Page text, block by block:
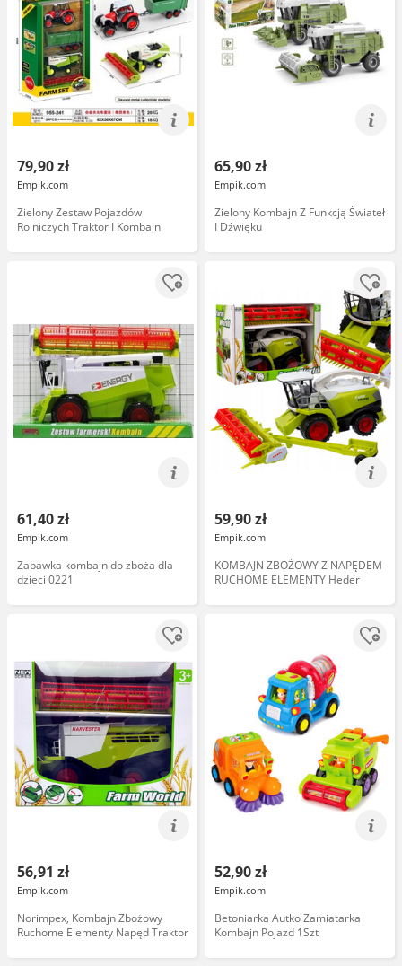
79,90 zł
Empik.com
Zielony Zestaw Pojazdów
Rolniczych Traktor I Kombajn
65,90 zł
Empik.com
Zielony Kombajn Z Funkcją Świateł
I Dźwięku
61,40 zł
Empik.com
Zabawka kombajn do zboża dla
dzieci 0221
59,90 zł
Empik.com
KOMBAJN ZBOŻOWY Z NAPĘDEM
RUCHOME ELEMENTY Heder
56,91 zł
Empik.com
Norimpex, Kombajn Zbożowy
Ruchome Elementy Napęd Traktor
52,90 zł
Empik.com
Betoniarka Autko Zamiatarka
Kombajn Pojazd 1Szt